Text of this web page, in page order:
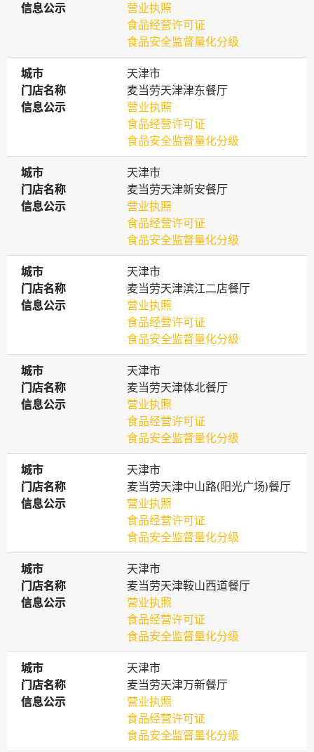
信息公示
信息公示
营业执照
食品经营许可证
食品安全监督量化分级
城市
城市
天津市
门店名称
门店名称
麦当劳天津津东餐厅
信息公示
信息公示
营业执照
食品经营许可证
食品安全监督量化分级
城市
城市
天津市
门店名称
门店名称
麦当劳天津新安餐厅
信息公示
信息公示
营业执照
食品经营许可证
食品安全监督量化分级
城市
城市
天津市
门店名称
门店名称
麦当劳天津滨江二店餐厅
信息公示
信息公示
营业执照
食品经营许可证
食品安全监督量化分级
城市
城市
天津市
门店名称
门店名称
麦当劳天津体北餐厅
信息公示
信息公示
营业执照
食品经营许可证
食品安全监督量化分级
城市
城市
天津市
门店名称
门店名称
麦当劳天津中山路(阳光广场)餐厅
信息公示
信息公示
营业执照
食品经营许可证
食品安全监督量化分级
城市
城市
天津市
门店名称
门店名称
麦当劳天津鞍山西道餐厅
信息公示
信息公示
营业执照
食品经营许可证
食品安全监督量化分级
城市
城市
天津市
门店名称
门店名称
麦当劳天津万新餐厅
信息公示
信息公示
营业执照
食品经营许可证
食品安全监督量化分级